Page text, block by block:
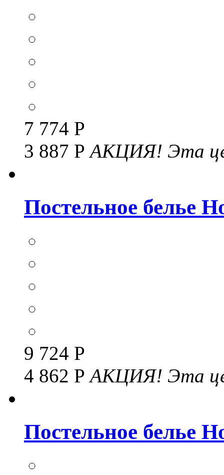
7 774 Р
3 887 РАКЦИЯ! Эта
Постельное белье
9 724 Р
4 862 РАКЦИЯ! Эта
Постельное белье